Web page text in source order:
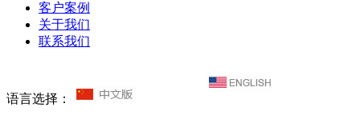
客户案例
关于我们
联系我们
语言选择：